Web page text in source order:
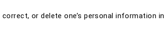
or delete one’s personal information in